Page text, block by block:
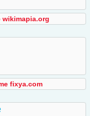
wikimapia.org
fixya.com